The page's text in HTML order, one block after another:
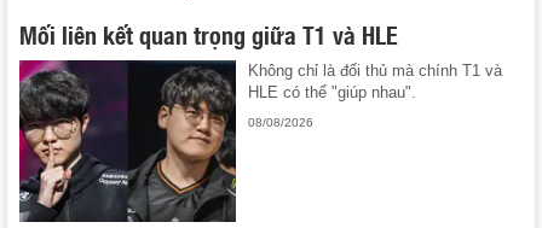
Mối liên kết quan trọng giữa T1 và HLE
Không chỉ là đối thủ mà chính T1 và
HLE có thể "giúp nhau".
08/08/2026